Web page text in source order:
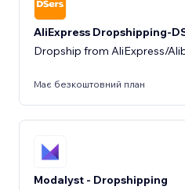
AliExpress Dropshipping-
Dropship from AliExpress/
Має безкоштовний план
Modalyst - Dropshipping